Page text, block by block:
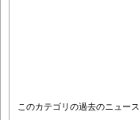
このカテゴリの過去のニュース